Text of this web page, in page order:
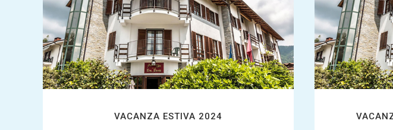
VACANZA ESTIVA 2024